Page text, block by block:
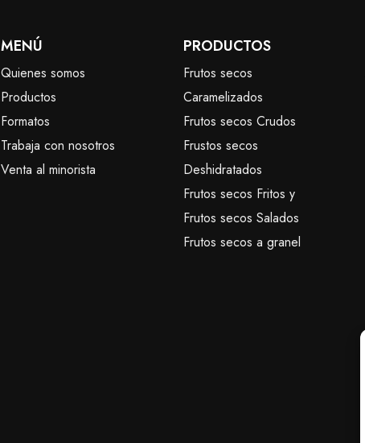
MENÚ
Quienes somos
Productos
Formatos
Trabaja con nosotros
Venta al minorista
PRODUCTOS
Frutos secos
Caramelizados
Frutos secos Crudos
Frustos secos
Deshidratados
Frutos secos Fritos y
Frutos secos Salados
Frutos secos a granel